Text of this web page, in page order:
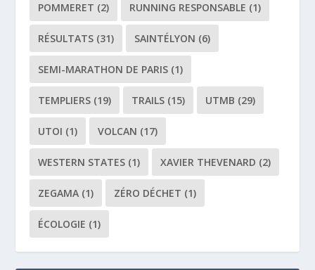
POMMERET (2) RUNNING RESPONSABLE (1)
RÉSULTATS (31) SAINTÉLYON (6)
SEMI-MARATHON DE PARIS (1)
TEMPLIERS (19) TRAILS (15) UTMB (29)
UTOI (1) VOLCAN (17)
WESTERN STATES (1) XAVIER THEVENARD (2)
ZEGAMA (1) ZÉRO DÉCHET (1)
ÉCOLOGIE (1)